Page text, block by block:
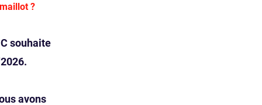
?
souhaite
avons